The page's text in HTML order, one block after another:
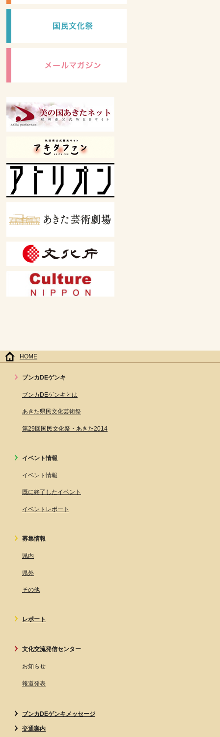
HOME
ブンカDEゲンキ
ブンカDEゲンキとは
あきた県民文化芸術祭
第29回国民文化祭・あきた2014
イベント情報
イベント情報
既に終了したイベント
イベントレポート
募集情報
県内
県外
その他
レポート
文化交流発信センター
お知らせ
報道発表
ブンカDEゲンキメッセージ
交通案内